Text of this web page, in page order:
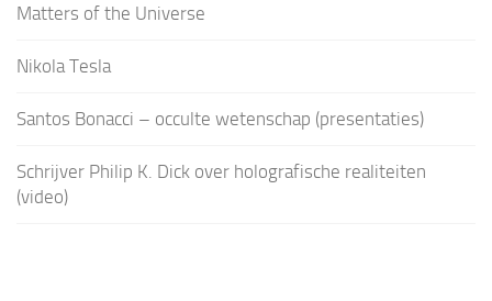
Matters of the Universe
Nikola Tesla
Santos Bonacci – occulte wetenschap (presentaties)
Schrijver Philip K. Dick over holografische realiteiten
(video)